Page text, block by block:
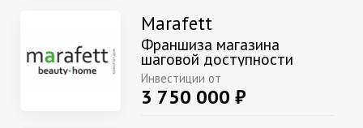
Marafett
Франшиза магазина
шаговой доступности
Инвестиции от
3 750 000 ₽